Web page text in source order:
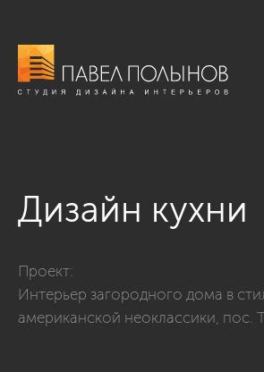
Дизайн кухни
Проект:
Интерьер загородного дома в
американской неоклассики, пос.